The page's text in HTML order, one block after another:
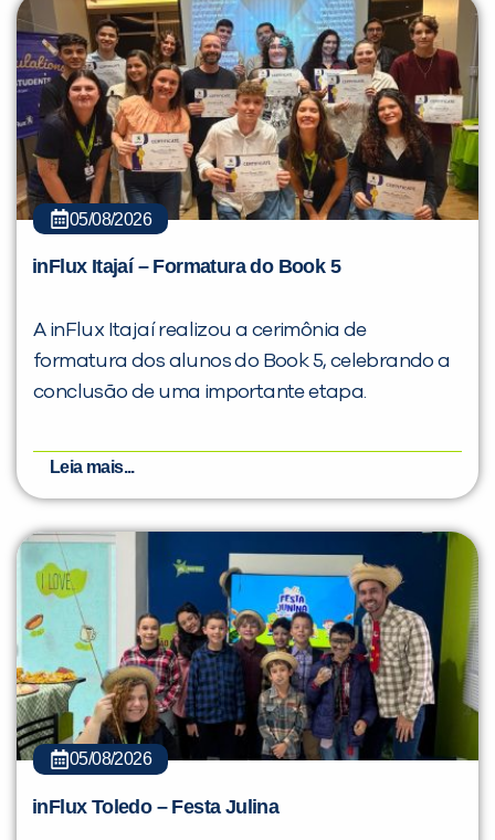
05/08/2026
inFlux Itajaí – Formatura do Book 5
A inFlux Itajaí realizou a cerimônia de
formatura dos alunos do Book 5, celebrando a
conclusão de uma importante etapa.
Leia mais...
05/08/2026
inFlux Toledo – Festa Julina